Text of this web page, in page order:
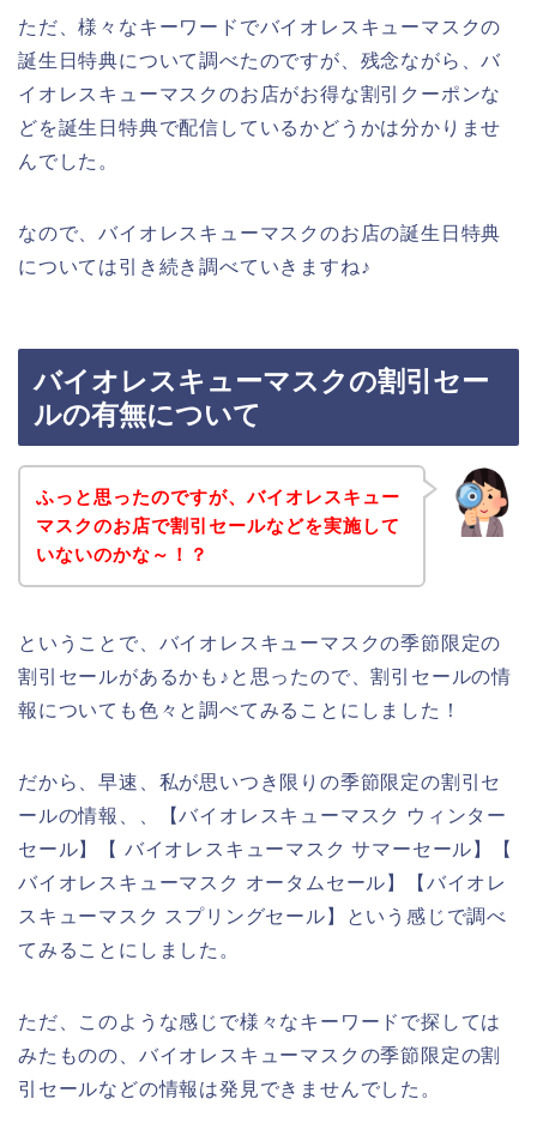
ただ、様々なキーワードでバイオレスキューマスクの
誕生日特典について調べたのですが、残念ながら、バ
イオレスキューマスクのお店がお得な割引クーポンな
どを誕生日特典で配信しているかどうかは分かりませ
んでした。
なので、バイオレスキューマスクのお店の誕生日特典
については引き続き調べていきますね♪
バイオレスキューマスクの割引セー
ルの有無について
ふっと思ったのですが、バイオレスキュー
マスクのお店で割引セールなどを実施して
いないのかな～！？
ということで、バイオレスキューマスクの季節限定の
割引セールがあるかも♪と思ったので、割引セールの情
報についても色々と調べてみることにしました！
だから、早速、私が思いつき限りの季節限定の割引セ
ールの情報、、【バイオレスキューマスク ウィンター
セール】【 バイオレスキューマスク サマーセール】【
バイオレスキューマスク オータムセール】【バイオレ
スキューマスク スプリングセール】という感じで調べ
てみることにしました。
ただ、このような感じで様々なキーワードで探しては
みたものの、バイオレスキューマスクの季節限定の割
引セールなどの情報は発見できませんでした。